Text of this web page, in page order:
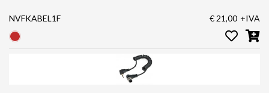
NVFKABEL1F € 21,00 +IVA